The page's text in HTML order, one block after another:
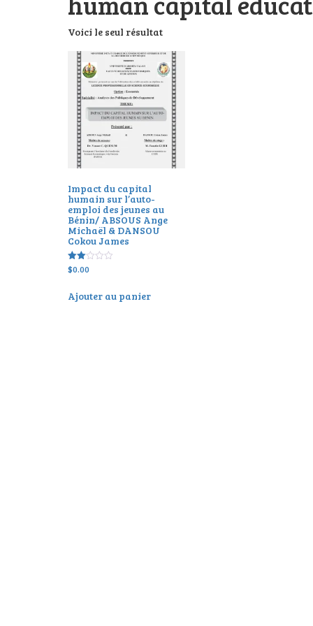
Voici le seul résultat
Impact du capital
humain sur l’auto-
emploi des jeunes au
Bénin/ ABSOUS Ange
Michaël & DANSOU
Cokou James
Note
2.00
5
$0.00
Ajouter au panier